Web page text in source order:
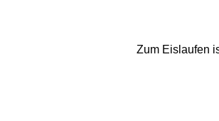
Zum Eislaufen